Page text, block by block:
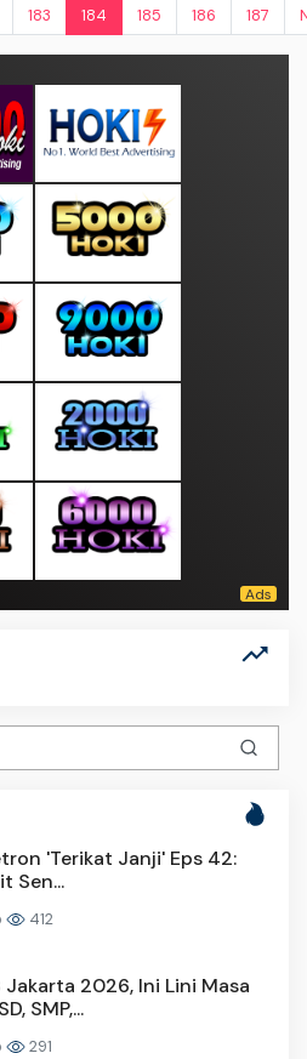
183 184 185 186 187
'Terikat Janji' Eps 42:
Sen...
412
Jakarta 2026, Ini Lini Masa
SMP,...
291